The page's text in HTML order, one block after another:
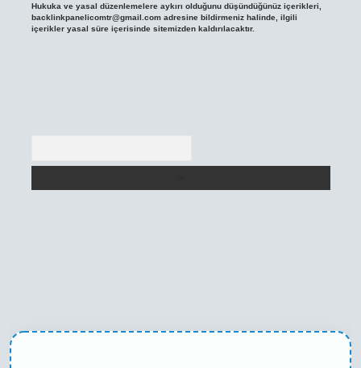
Hukuka ve yasal düzenlemelere aykırı olduğunu düşündüğünüz içerikleri,
backlinkpanelicomtr@gmail.comadresine bildirmeniz halinde, ilgili
içerikler yasal süre içerisinde sitemizden kaldırılacaktır.